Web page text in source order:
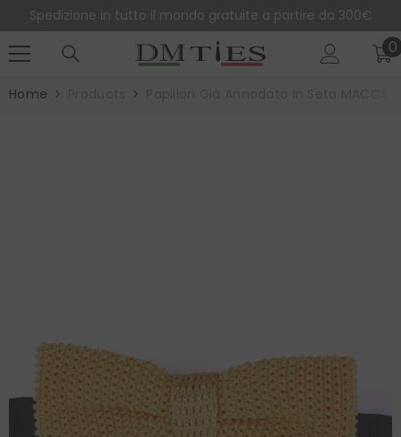
Spedizione in tutto il mondo gratuite a partire da 300€
00
Home